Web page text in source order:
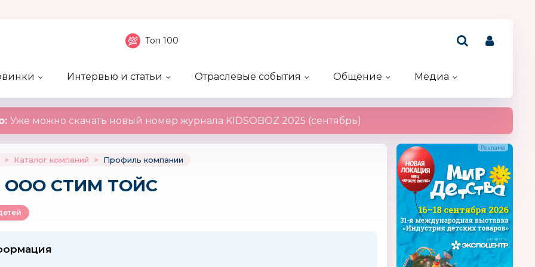
Топ 100
Интервью и статьи
Отраслевые события
Общение
Медиа
Уже можно скачать новый номер журнала KIDSOBOZ 2025 (сентябрь)
> Каталог компаний > Профиль компании
ООО СТИМ ТОЙС